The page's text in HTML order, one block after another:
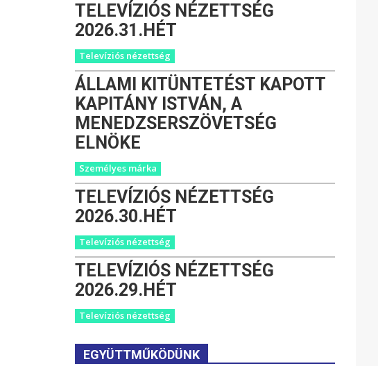
TELEVÍZIÓS NÉZETTSÉG
2026.31.HÉT
Televíziós nézettség
ÁLLAMI KITÜNTETÉST KAPOTT
KAPITÁNY ISTVÁN, A
MENEDZSERSZÖVETSÉG
ELNÖKE
Személyes márka
TELEVÍZIÓS NÉZETTSÉG
2026.30.HÉT
Televíziós nézettség
TELEVÍZIÓS NÉZETTSÉG
2026.29.HÉT
Televíziós nézettség
EGYÜTTMŰKÖDÜNK